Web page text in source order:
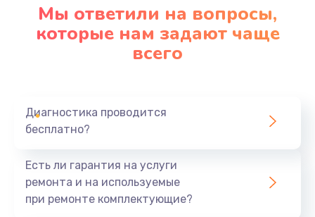
Заказать
Замена зуммера
Восстановление после попадания влаги
Заказать
Мы ответили на вопросы,
которые нам задают чаще
всего
Диагностика проводится
бесплатно?
Есть ли гарантия на услуги
ремонта и на используемые
при ремонте комплектующие?